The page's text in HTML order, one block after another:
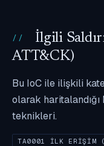
İlgili
ATT&CK)
Bu IoC ile ilişkili
olarak
teknikleri.
TA0001 İLK ERIŞIM